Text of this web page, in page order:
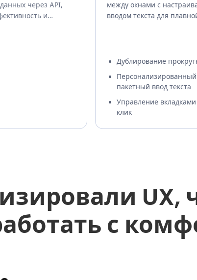
через API,
и
между окнами с
вводом текста для
Дублирование
Персонализированный
пакетный ввод текста
Управление
клик
UX,
с